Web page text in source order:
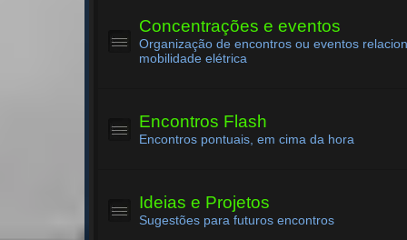
Concentrações e eventos
Organização de encontros ou eventos
mobilidade elétrica
Encontros Flash
Encontros pontuais, em cima da hora
Ideias e Projetos
Sugestões para futuros encontros